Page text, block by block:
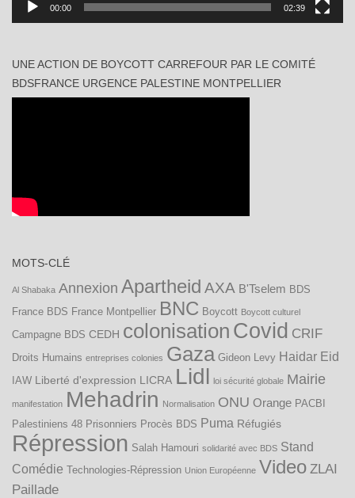
00:00 02:39
UNE ACTION DE BOYCOTT CARREFOUR PAR LE COMITÉ
BDSFRANCE URGENCE PALESTINE MONTPELLIER
MOTS-CLÉ
Al Shabaka Annexion Apartheid AXA B'Tselem BDS
France BDS France Montpellier BNC Boycott Boycott culturel
Campagne BDS CEDH colonisation Covid CRIF
Droits Humains entreprises colonies Gaza Gideon Levy Haidar Eid
IAW Liberté d'expression LICRA Lidl loi sécurité globale Mairie
manifestation Mehadrin Normalisation ONU Orange PACBI
Palestiniens 48 Prisonniers Procès BDS Puma Réfugiés
Répression Salah Hamouri solidarité avec BDS Stand
Comédie
Technologies-Répression Union Européenne Video ZLAI
Paillade